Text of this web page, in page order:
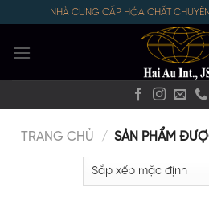
content
NHÀ CUNG CẤP HÓA CHẤT
TRANG CHỦ / SẢN PHẨM